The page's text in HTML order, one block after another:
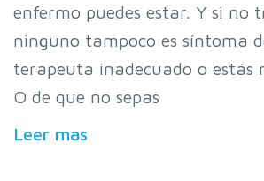
enfermo puedes estar. Y si no
ninguno tampoco es síntoma
terapeuta inadecuado o estás
O de que no sepas
Leer mas